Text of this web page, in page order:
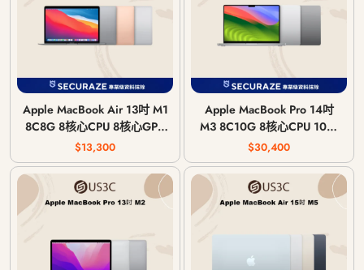
Apple MacBook Air 13吋 M1
8C8G 8核心CPU 8核心GPU
8G 記憶體 2020年
$13,300
Apple MacBook Pro 14吋
M3 8C10G 8核心CPU 10核
心GPU 8G 記憶體 2023年
$30,400